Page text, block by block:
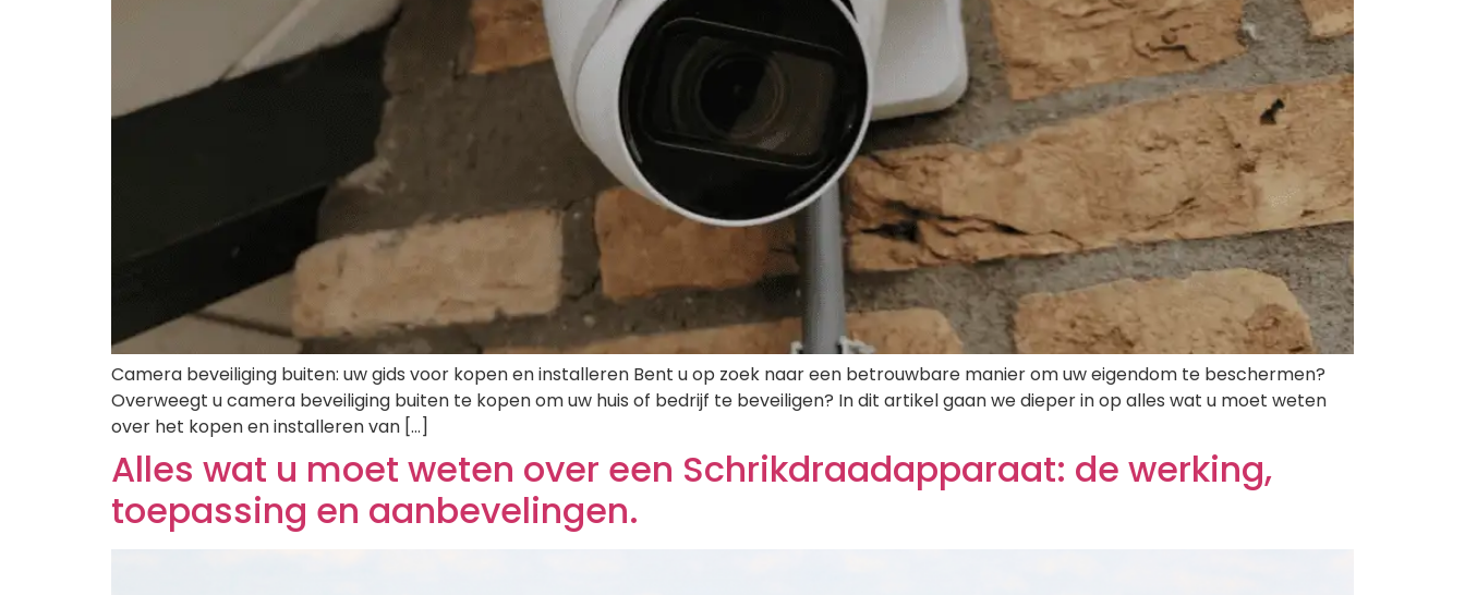
Camera beveiliging buiten: uw gids voor kopen en installeren Bent u op zoek naar een betrouwbare manier om uw eigendom te beschermen?
Overweegt u camera beveiliging buiten te kopen om uw huis of bedrijf te beveiligen? In dit artikel gaan we dieper in op alles wat u moet weten
over het kopen en installeren van […]
Alles wat u moet weten over een Schrikdraadapparaat: de werking,
toepassing en aanbevelingen.